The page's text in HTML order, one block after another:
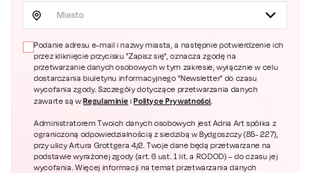
Miasto
Podanie adresu e-mail i nazwy miasta, a następnie potwierdzenie ich
przez kliknięcie przycisku "Zapisz się", oznacza zgodę na
przetwarzanie danych osobowych w tym zakresie, wyłącznie w celu
dostarczania biuletynu informacyjnego "Newsletter" do czasu
wycofania zgody. Szczegóły dotyczące przetwarzania danych
zawarte są wRegulaminie iPolityce Prywatności.
Administratorem Twoich danych osobowych jest Adria Art spółka z
ograniczoną odpowiedzialnością z siedzibą w Bydgoszczy (85- 227),
przy ulicy Artura Grottgera 4/2. Twoje dane będą przetwarzane na
podstawie wyrażonej zgody (art. 6 ust. 1 lit. a RODOD) – do czasu jej
wycofania. Więcej informacji na temat przetwarzania danych